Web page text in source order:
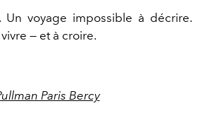
Un voyage impossible à décrire.
— et à croire.
Paris Bercy